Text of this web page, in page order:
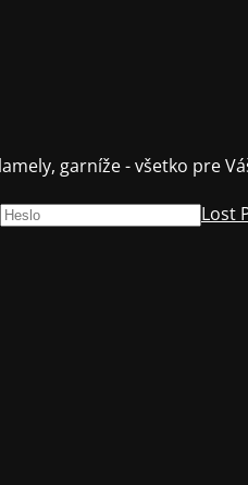
garníže - všetko pre
Lost